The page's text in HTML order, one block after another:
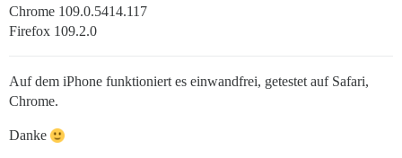
Chrome 109.0.5414.117
Firefox 109.2.0
Auf dem iPhone funktioniert es einwandfrei, getestet auf Safari,
Chrome.
Danke